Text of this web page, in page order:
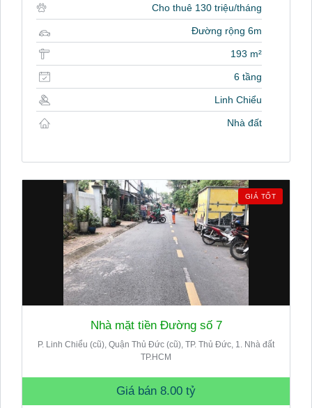
Cho thuê 130 triệu/tháng
Đường rộng 6m
193 m²
6 tầng
Linh Chiểu
Nhà đất
GIÁ TỐT
Nhà mặt tiền Đường số 7
P. Linh Chiểu (cũ), Quận Thủ Đức (cũ), TP. Thủ Đức, 1. Nhà đất
TP.HCM
Giá bán 8.00 tỷ